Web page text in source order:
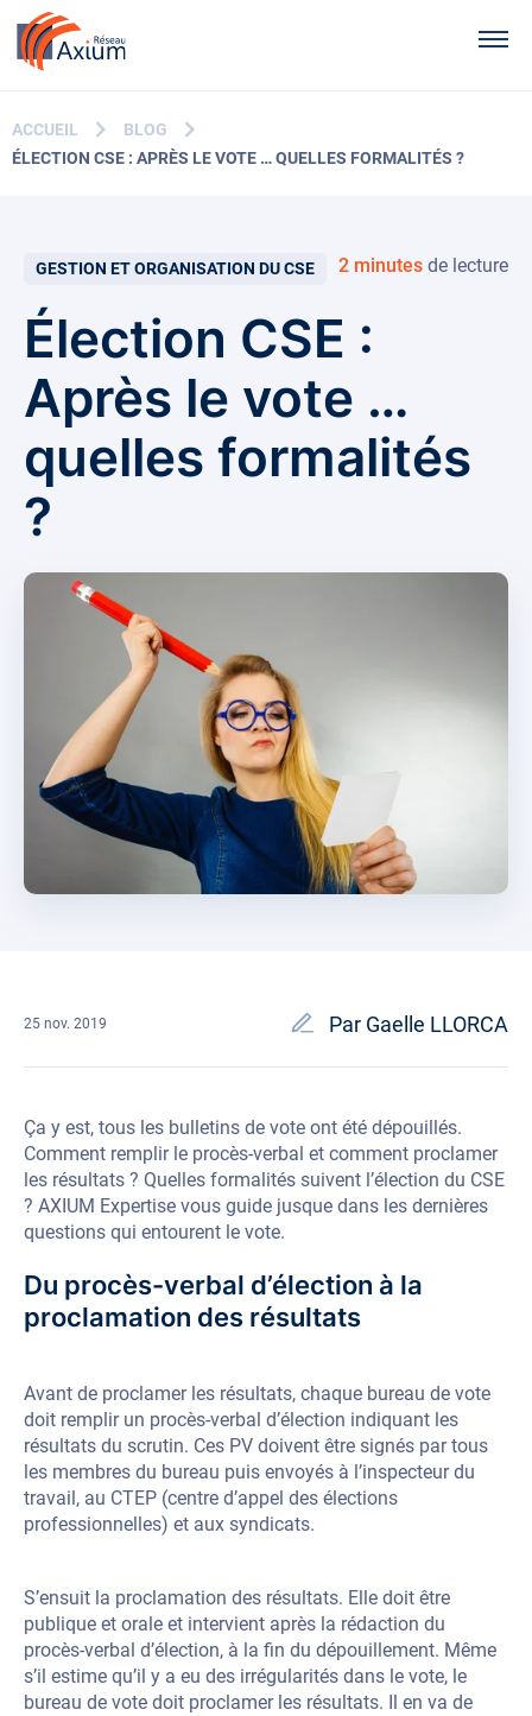
Contenu principal
ACCUEIL
BLOG
ÉLECTION CSE : APRÈS LE VOTE … QUELLES FORMALITÉS ?
GESTION ET ORGANISATION DU CSE 2 minutes de lecture
Élection CSE :
Après le vote …
quelles formalités
?
25 nov. 2019 Par Gaelle LLORCA
Ça y est, tous les bulletins de vote ont été dépouillés.
Comment remplir le procès-verbal et comment proclamer
les résultats ? Quelles formalités suivent l’élection du CSE
? AXIUM Expertise vous guide jusque dans les dernières
questions qui entourent le vote.
Du procès-verbal d’élection à la
proclamation des résultats
Avant de proclamer les résultats, chaque bureau de vote
doit remplir un procès-verbal d’élection indiquant les
résultats du scrutin. Ces PV doivent être signés par tous
les membres du bureau puis envoyés à l’inspecteur du
travail, au CTEP (centre d’appel des élections
professionnelles) et aux syndicats.
S’ensuit la proclamation des résultats. Elle doit être
publique et orale et intervient après la rédaction du
procès-verbal d’élection, à la fin du dépouillement. Même
s’il estime qu’il y a eu des irrégularités dans le vote, le
bureau de vote doit proclamer les résultats. Il en va de